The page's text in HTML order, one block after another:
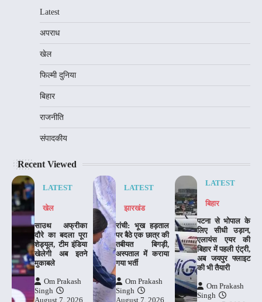
Latest
अपराध
खेल
फिल्मी दुनिया
बिहार
राजनीति
संपादकीय
Recent Viewed
LATEST
खेल
साउथ अफ्रीका
दौरे का बदला पूरा
शेड्यूल, टीम इंडिया
खेलेगी अब इतने
मुकाबले
Om Prakash
Singh
August 7, 2026
LATEST
झारखंड
रांची: भूख हड़ताल
पर बैठे एक छात्र की
तबीयत बिगड़ी,
अस्पताल में कराया
गया भर्ती
Om Prakash
Singh
August 7, 2026
LATEST
बिहार
पटना से भोपाल के
लिए सीधी उड़ान,
एलायंस एयर की
बिहार में पहली एंट्री,
अब जयपुर फ्लाइट
की भी तैयारी
Om Prakash
Singh